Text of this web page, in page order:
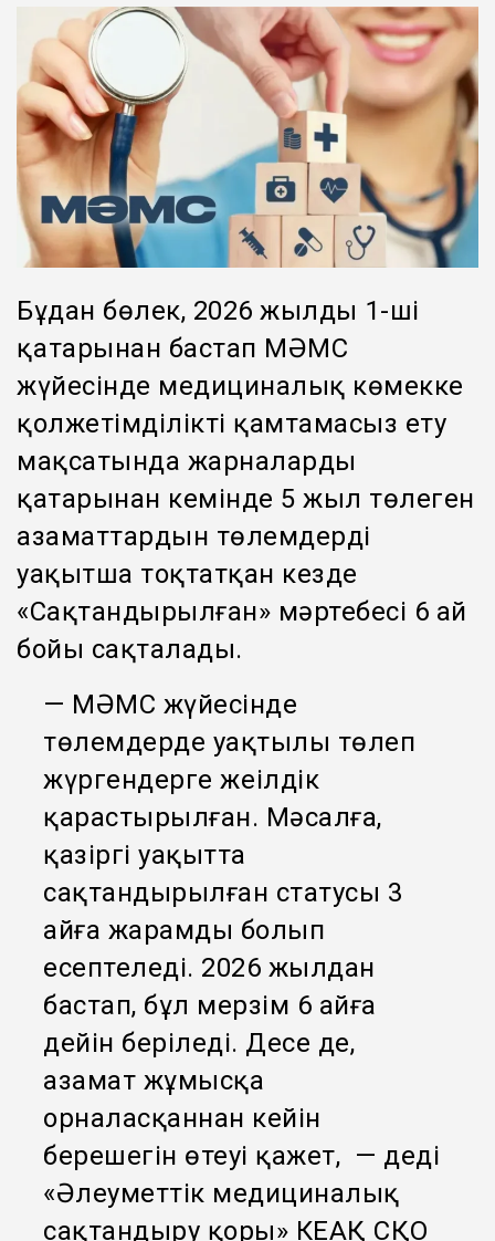
Бұдан бөлек, 2026 жылдың 1-ші
қаңтарынан бастап МӘМС
жүйесінде медициналық көмекке
қолжетімділікті қамтамасыз ету
мақсатында жарналарды
қатарынан кемінде 5 жыл төлеген
азаматтардын төлемдерді
уақытша тоқтатқан кезде
«Сақтандырылған» мәртебесі 6 ай
бойы сақталады.
— МӘМС жүйесінде
төлемдерде уақтылы төлеп
жүргендерге жеңілдік
қарастырылған. Мәсалға,
қазіргі уақытта
сақтандырылған статусы 3
айға жарамды болып
есептеледі. 2026 жылдан
бастап, бұл мерзім 6 айға
дейін беріледі. Десе де,
азамат жұмысқа
орналасқаннан кейін
берешегін өтеуі қажет, — деді
«Әлеуметтік медициналық
сақтандыру қоры» КЕАҚ СҚО